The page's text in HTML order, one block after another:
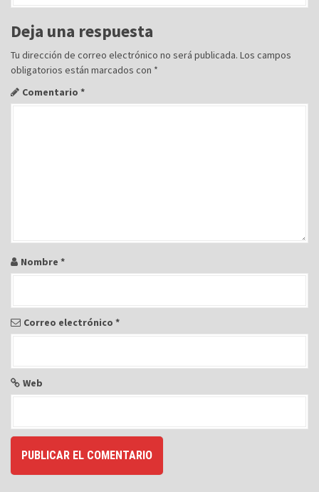
Deja una respuesta
Tu dirección de correo electrónico no será publicada. Los campos
obligatorios están marcados con *
Comentario *
Nombre *
Correo electrónico *
Web